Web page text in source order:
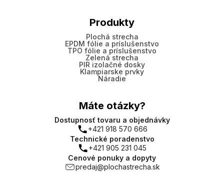
Produkty
Plochá strecha
EPDM fólie a príslušenstvo
TPO fólie a príslušenstvo
Zelená strecha
PIR izolačné dosky
Klampiarske prvky
Náradie
Máte otázky?
Dostupnosť tovaru a objednávky
+421 918 570 666
Technické poradenstvo
+421 905 231 045
Cenové ponuky a dopyty
predaj@plochastrecha.sk